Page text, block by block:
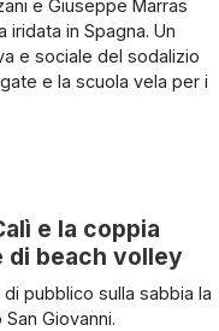
e Giuseppe Marras
in Spagna. Un
e sociale del sodalizio
e la scuola vela per i
e la coppia
di beach volley
pubblico sulla sabbia la
Giovanni.